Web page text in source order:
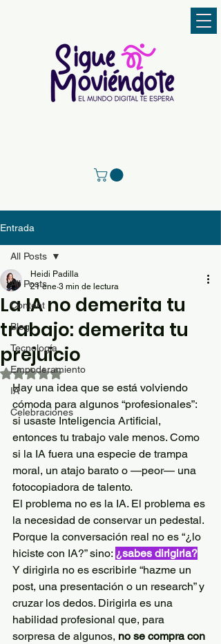
Entrada
All Posts
Content
Blog
Tecnología
Empoderamiento
IA
Celebraciones
All Posts
La IA no demerita tu
trabajo: demerita tu
prejuicio
Heidi Padilla
21 ene 3 min de lectura
Obtuvo NaN de 5 estrellas.
Hay una idea que se está volviendo
cómoda para algunos “profesionales”:
si usaste Inteligencia Artificial,
entonces tu trabajo vale menos. Como
si la IA fuera una especie de trampa
moral, un atajo barato o —peor— una
fotocopiadora de talento.
El problema no es la IA. El problema es
la necesidad de conservar un pedestal.
Porque la conversación real no es “¿lo
hiciste con IA?” sino: ¿sabes dirigirla?
Y dirigirla no es escribirle “hazme un
post, una presentación o un research” y
cruzar los dedos. Dirigirla es una
habilidad profesional que, para
sorpresa de algunos, no se compra con